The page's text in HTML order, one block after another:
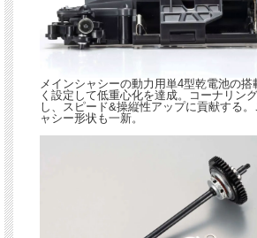
メインシャシーの動力用単4型乾電池の
く設定して低重心化を達成。コーナリン
し、スピード&操縦性アップに貢献する
ャシー形状も一新。